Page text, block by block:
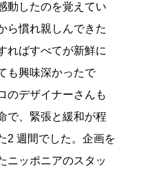
動したのを覚えてい
ら慣れ親しんできた
ればすべてが新鮮に
も興味深かったで
のデザイナーさんも
で、緊張と緩和が程
2 週間でした。企画を
ニッポニアのスタッ